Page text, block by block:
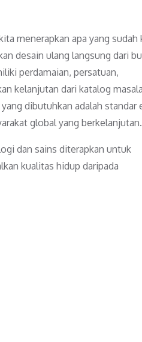
menerapkan apa yang sudah
desain ulang langsung dari
perdamaian, persatuan,
kelanjutan dari katalog
dibutuhkan adalah standar
global yang berkelanjutan.
dan sains diterapkan untuk
kualitas hidup daripada